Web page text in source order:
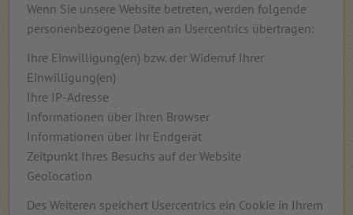
Wenn Sie unsere Website betreten, werden folgende
personenbezogene Daten an Usercentrics übertragen:
Ihre Einwilligung(en) bzw. der Widerruf Ihrer
Einwilligung(en)
Ihre IP-Adresse
Informationen über Ihren Browser
Informationen über Ihr Endgerät
Zeitpunkt Ihres Besuchs auf der Website
Geolocation
Des Weiteren speichert Usercentrics ein Cookie in Ihrem